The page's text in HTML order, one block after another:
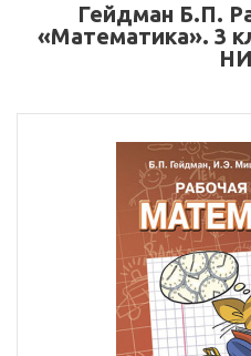
Гейдман Б.П.
«Математика». 3